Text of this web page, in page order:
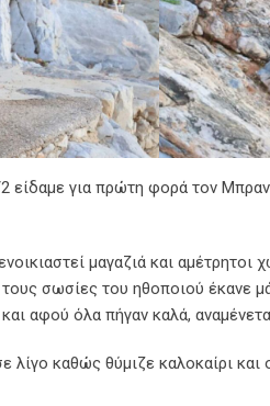
για πρώτη φορά τον
μαγαζιά και
σωσίες του ηθοποιού έκανε
αφού όλα πήγαν καλά,
καθώς θύμιζε καλοκαίρι